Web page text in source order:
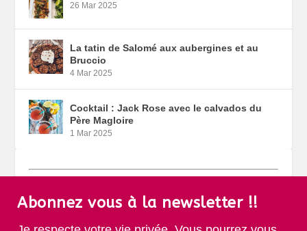
26 Mar 2025
La tatin de Salomé aux aubergines et au
Bruccio
4 Mar 2025
Cocktail : Jack Rose avec le calvados du
Père Magloire
1 Mar 2025
Abonnez vous à la newsletter !!